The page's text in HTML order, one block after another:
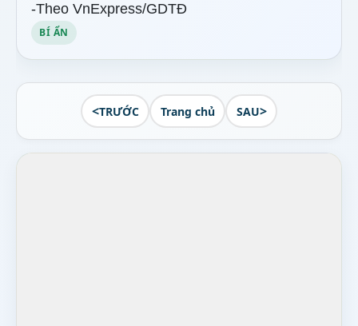
-Theo VnExpress/GDTĐ
BÍ ẨN
<TRƯỚC Trang chủ SAU>